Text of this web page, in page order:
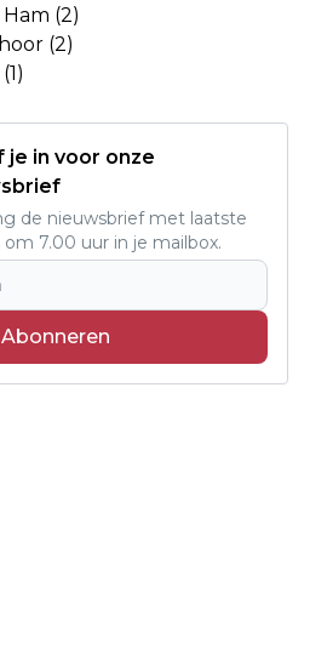
(2)
(2)
je in voor onze
de nieuwsbrief met laatste
om 7.00 uur in je mailbox.
Abonneren